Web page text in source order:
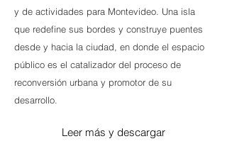
y de actividades para Montevideo. Una isla
que redefine sus bordes y construye puentes
desde y hacia la ciudad, en donde el espacio
público es el catalizador del proceso de
reconversión urbana y promotor de su
desarrollo.
Leer más y descargar